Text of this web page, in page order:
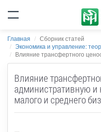
Главная
Сборник статей
Экономика и управление:
Влияние трансфертного
Влияние
административную и
малого и среднего